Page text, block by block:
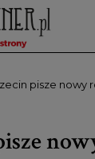
pisze nowy